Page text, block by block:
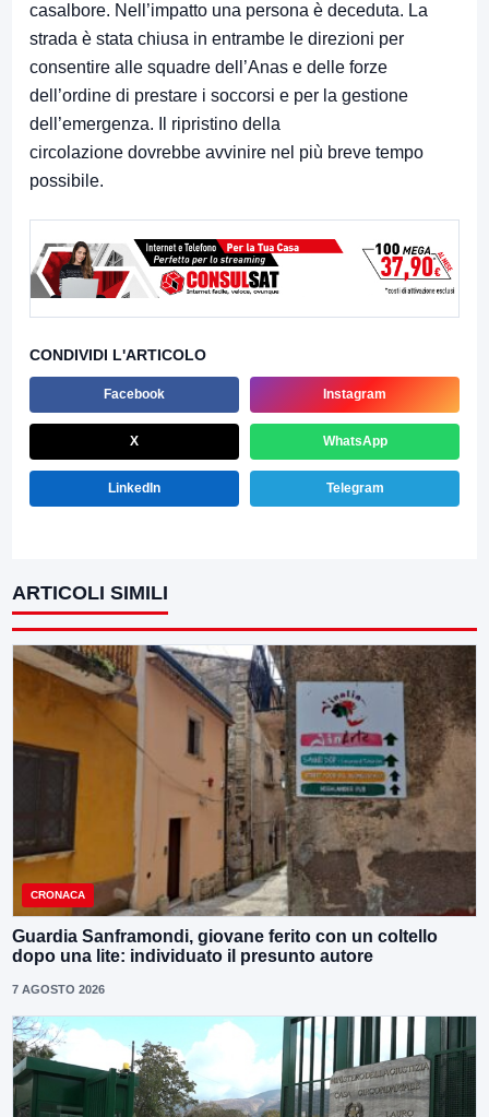
casalbore. Nell’impatto una persona è deceduta. La
strada è stata chiusa in entrambe le direzioni per
consentire alle squadre dell’Anas e delle forze
dell’ordine di prestare i soccorsi e per la gestione
dell’emergenza. Il ripristino della
circolazione dovrebbe avvinire nel più breve tempo
possibile.
CONDIVIDI L'ARTICOLO
Facebook Instagram
X WhatsApp
LinkedIn Telegram
ARTICOLI SIMILI
CRONACA
Guardia Sanframondi, giovane ferito con un coltello
dopo una lite: individuato il presunto autore
7 AGOSTO 2026